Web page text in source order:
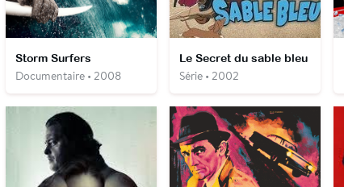
Storm Surfers
Documentaire • 2008
Le Secret du sable bleu
Série • 2002